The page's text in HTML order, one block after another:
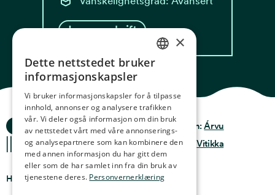
Les oppskrift
Ocean Stories
Hvor finner du oss
Privacy & Policy
Terms & conditions
Design:Árvu
Kode:Vitikka
NORWEGIAN
GERMAN
FRENCH
SPANISH
FINNISH
×
Dette nettstedet bruker
informasjonskapsler
Vi bruker informasjonskapsler for å tilpasse
innhold, annonser og analysere trafikken
vår. Vi deler også informasjon om din bruk
av nettstedet vårt med våre annonserings-
og analysepartnere som kan kombinere den
med annen informasjon du har gitt dem
eller som de har samlet inn fra din bruk av
tjenestene deres. Personvernerklæring